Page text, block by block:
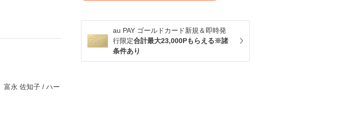
au PAY ゴールドカード新規＆即時発
行限定合計最大23,000Pもらえる※諸
条件あり
富永 佐知子 / ハー